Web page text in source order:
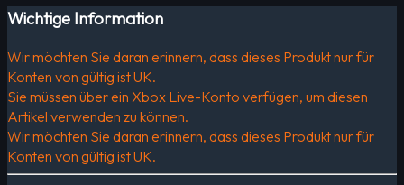
Wichtige Information
Wir möchten Sie daran erinnern, dass dieses Produkt nur für
Konten von gültig ist UK.
Sie müssen über ein Xbox Live-Konto verfügen, um diesen
Artikel verwenden zu können.
Wir möchten Sie daran erinnern, dass dieses Produkt nur für
Konten von gültig ist UK.